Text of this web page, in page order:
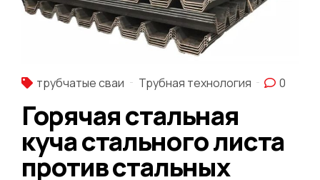
трубчатые сваи Трубная технология 0
Горячая стальная
куча стального листа
против стальных